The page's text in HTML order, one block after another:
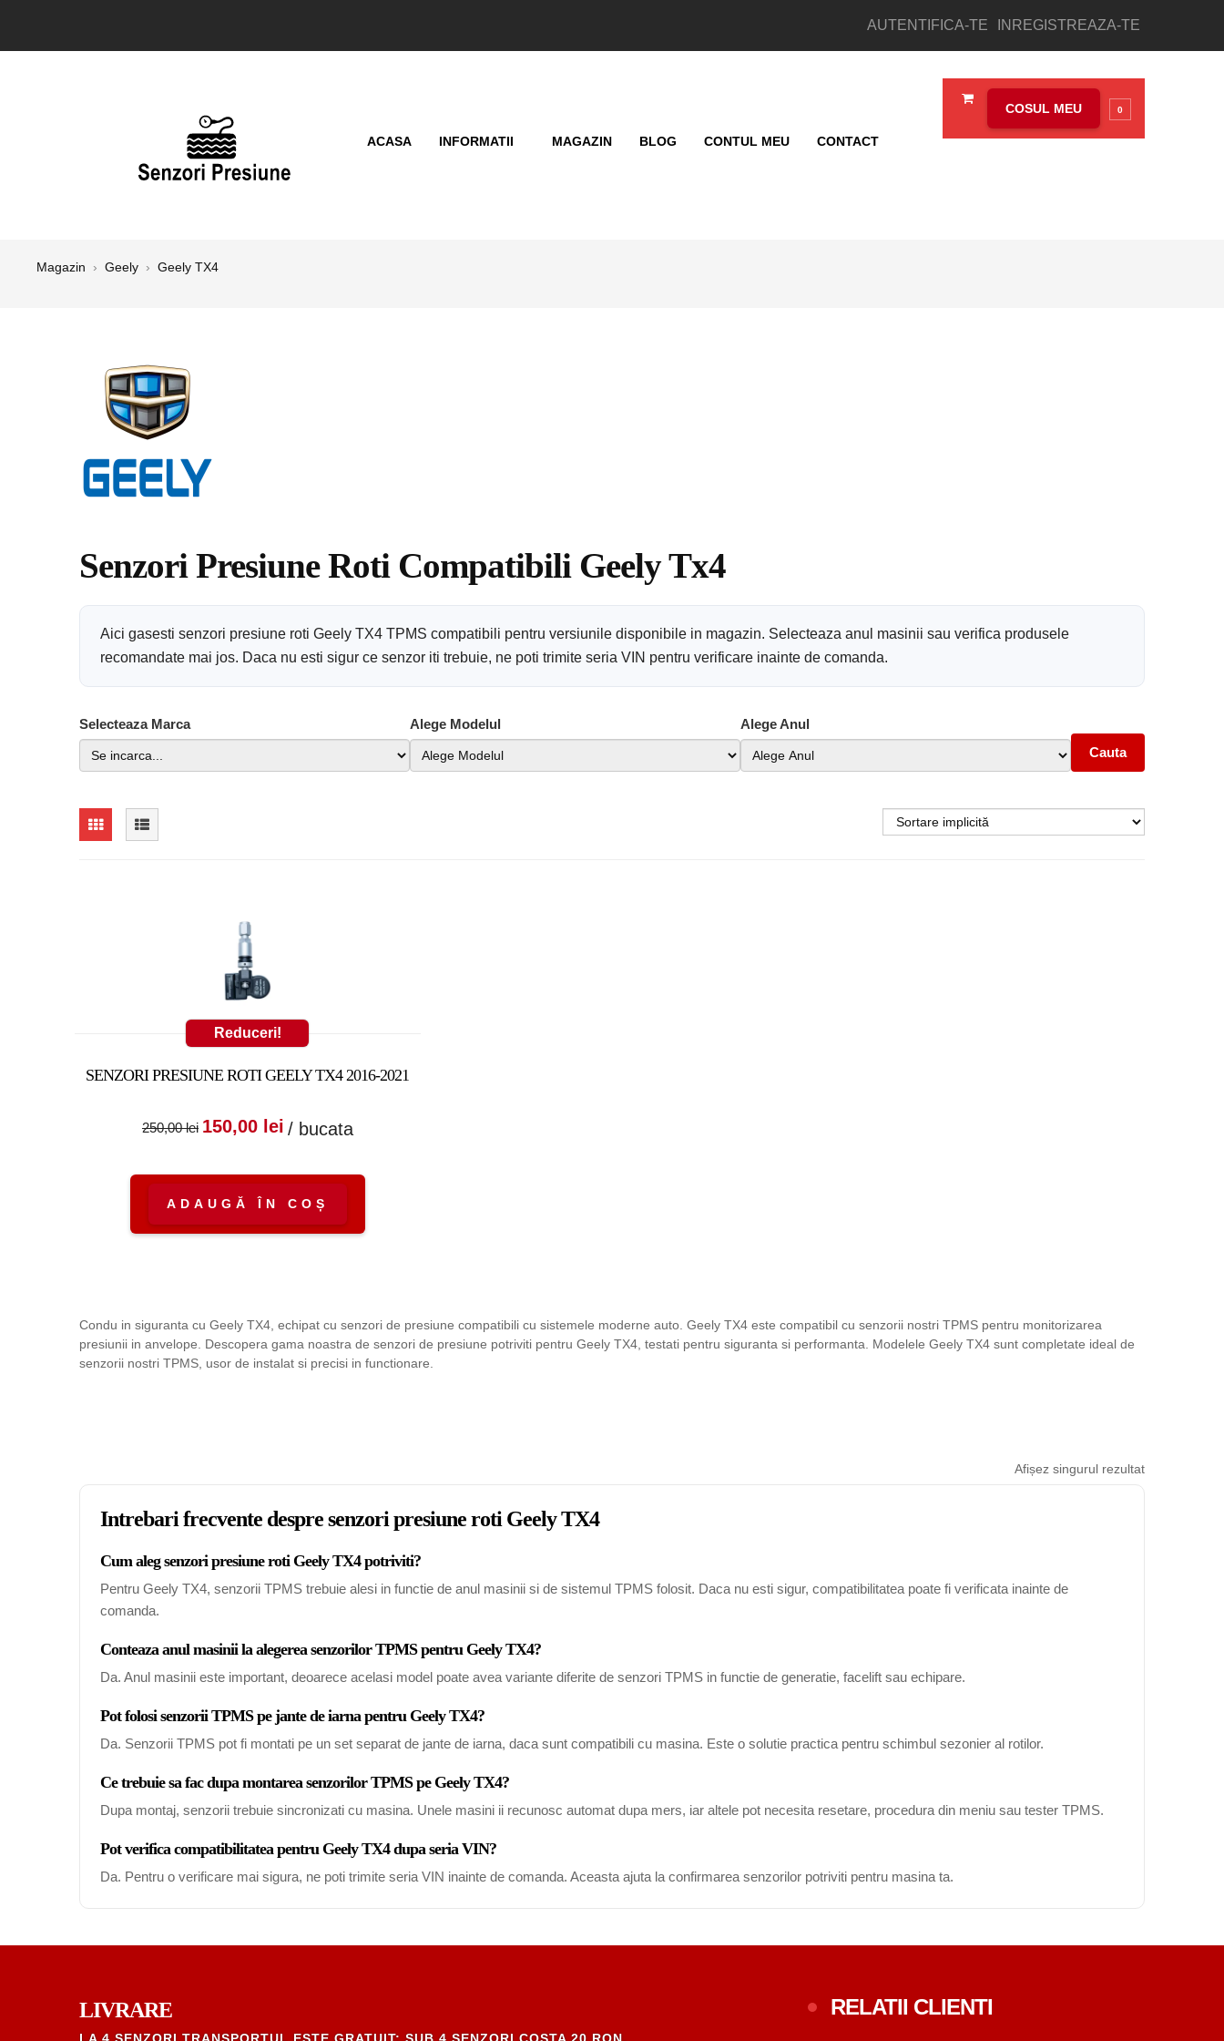
AUTENTIFICA-TE INREGISTREAZA-TE
COSUL MEU 0
ACASA INFORMATII MAGAZIN BLOG CONTUL MEU CONTACT
Magazin › Geely › Geely TX4
Senzori Presiune Roti Compatibili Geely Tx4
Aici gasesti senzori presiune roti Geely TX4 TPMS compatibili pentru versiunile disponibile in magazin. Selecteaza anul masinii sau verifica produsele
recomandate mai jos. Daca nu esti sigur ce senzor iti trebuie, ne poti trimite seria VIN pentru verificare inainte de comanda.
Selecteaza Marca Alege Modelul
Alege Anul
Cauta
Reduceri!
SENZORI PRESIUNE ROTI GEELY TX4 2016-2021
250,00lei
Prețul inițial a fost:
150,00 lei Prețul curent
150,00 lei.
/ bucata
ADAUGĂ ÎN COȘ
Condu in siguranta cu Geely TX4, echipat cu senzori de presiune compatibili cu sistemele moderne auto. Geely TX4 este compatibil cu senzorii nostri TPMS pentru monitorizarea
presiunii in anvelope. Descopera gama noastra de senzori de presiune potriviti pentru Geely TX4, testati pentru siguranta si performanta. Modelele Geely TX4 sunt completate ideal de
senzorii nostri TPMS, usor de instalat si precisi in functionare.
Afișez singurul rezultat
Intrebari frecvente despre senzori presiune roti Geely TX4
Cum aleg senzori presiune roti Geely TX4 potriviti?
Pentru Geely TX4, senzorii TPMS trebuie alesi in functie de anul masinii si de sistemul TPMS folosit. Daca nu esti sigur, compatibilitatea poate fi verificata inainte de
comanda.
Conteaza anul masinii la alegerea senzorilor TPMS pentru Geely TX4?
Da. Anul masinii este important, deoarece acelasi model poate avea variante diferite de senzori TPMS in functie de generatie, facelift sau echipare.
Pot folosi senzorii TPMS pe jante de iarna pentru Geely TX4?
Da. Senzorii TPMS pot fi montati pe un set separat de jante de iarna, daca sunt compatibili cu masina. Este o solutie practica pentru schimbul sezonier al rotilor.
Ce trebuie sa fac dupa montarea senzorilor TPMS pe Geely TX4?
Dupa montaj, senzorii trebuie sincronizati cu masina. Unele masini ii recunosc automat dupa mers, iar altele pot necesita resetare, procedura din meniu sau tester TPMS.
Pot verifica compatibilitatea pentru Geely TX4 dupa seria VIN?
Da. Pentru o verificare mai sigura, ne poti trimite seria VIN inainte de comanda. Aceasta ajuta la confirmarea senzorilor potriviti pentru masina ta.
LIVRARE RELATII CLIENTI